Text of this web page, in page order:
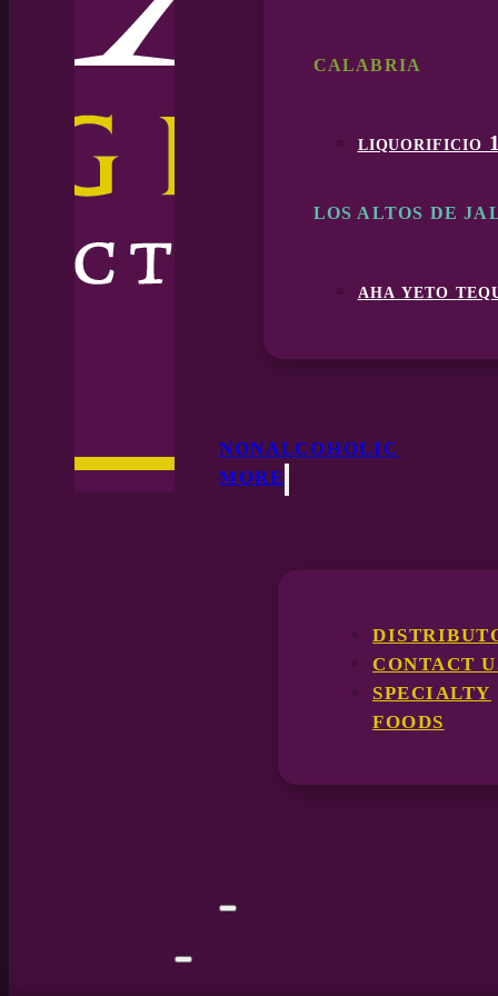
CALABRIA
liquorificio
LOS ALTOS DE
aha yeto
NONALCOHOLIC
MORE
CONTACT
SPECIALTY
FOODS